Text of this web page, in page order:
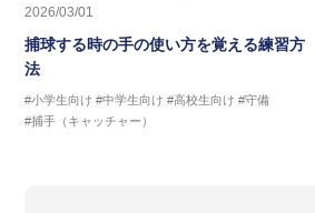
2026/03/01
捕球する時の手の使い方を覚える練習方
法
#小学生向け #中学生向け #高校生向け #守備
#捕手（キャッチャー）